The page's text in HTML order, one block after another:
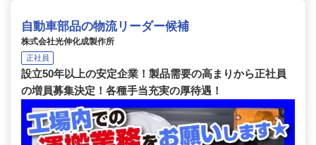
自動車部品の物流リーダー候補
株式会社光伸化成製作所
正社員
設立50年以上の安定企業！製品需要の高まりから正社員
の増員募集決定！各種手当充実の厚待遇！